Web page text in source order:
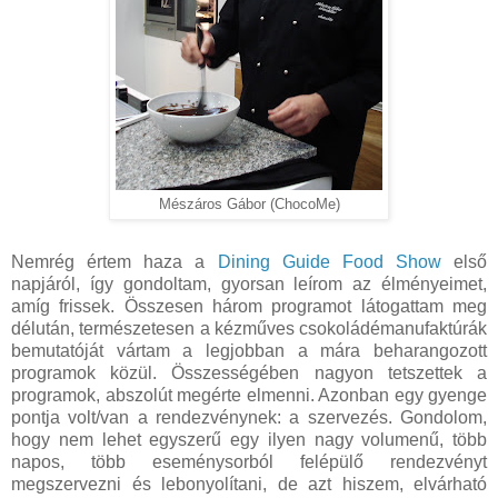
Mészáros Gábor (ChocoMe)
Nemrég értem haza a Dining Guide Food Showelső
napjáról, így gondoltam, gyorsan leírom az élményeimet,
amíg frissek. Összesen három programot látogattam meg
délután, természetesen a kézműves csokoládémanufaktúrák
bemutatóját vártam a legjobban a mára beharangozott
programok közül. Összességében nagyon tetszettek a
programok, abszolút megérte elmenni. Azonban egy gyenge
pontja volt/van a rendezvénynek: a szervezés. Gondolom,
hogy nem lehet egyszerű egy ilyen nagy volumenű, több
napos, több eseménysorból felépülő rendezvényt
megszervezni és lebonyolítani, de azt hiszem, elvárható